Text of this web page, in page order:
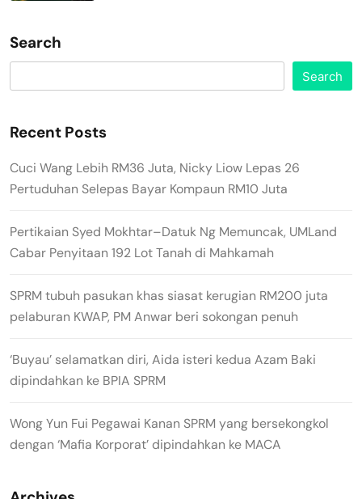
Search
Search
Recent Posts
Cuci Wang Lebih RM36 Juta, Nicky Liow Lepas 26
Pertuduhan Selepas Bayar Kompaun RM10 Juta
Pertikaian Syed Mokhtar–Datuk Ng Memuncak, UMLand
Cabar Penyitaan 192 Lot Tanah di Mahkamah
SPRM tubuh pasukan khas siasat kerugian RM200 juta
pelaburan KWAP, PM Anwar beri sokongan penuh
‘Buyau’ selamatkan diri, Aida isteri kedua Azam Baki
dipindahkan ke BPIA SPRM
Wong Yun Fui Pegawai Kanan SPRM yang bersekongkol
dengan ‘Mafia Korporat’ dipindahkan ke MACA